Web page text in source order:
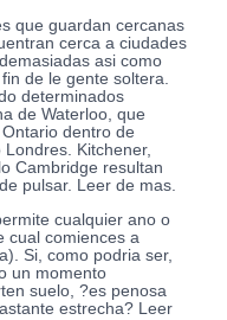
que guardan cercanas
cerca a ciudades
asi­ como
de le gente soltera.
determinados
de Waterloo, que
dentro de
Kitchener,
Cambridge resultan
pulsar. Leer de mas.
cualquier ano o
cual comiences a
Si, como podri­a ser,
un momento
suelo, ?es penosa
estrecha? Leer